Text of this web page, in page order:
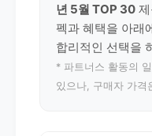
년 5월 TOP 30
펙과 혜택을 아래
합리적인 선택을
* 파트너스 활동의
있으나, 구매자 가격